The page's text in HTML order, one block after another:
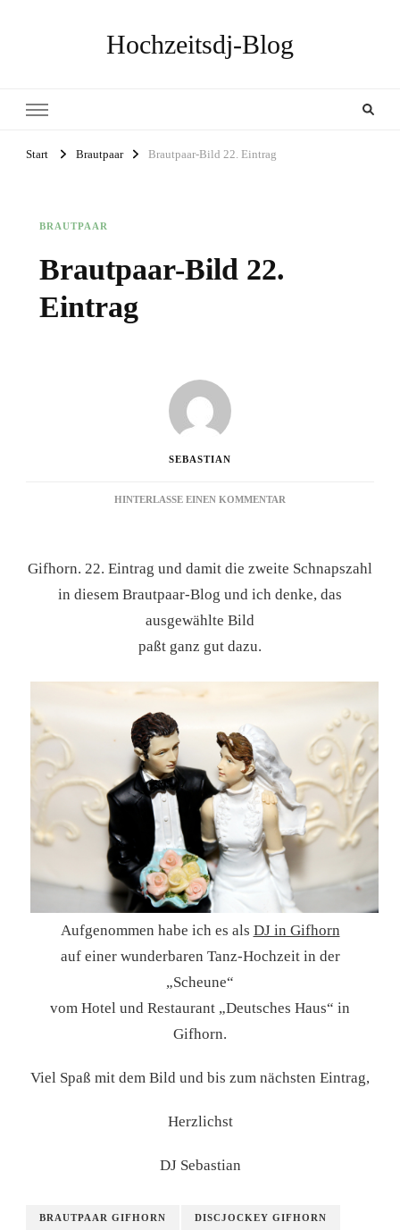
Hochzeitsdj-Blog
Start Brautpaar Brautpaar-Bild 22. Eintrag
BRAUTPAAR
Brautpaar-Bild 22.
Eintrag
SEBASTIAN
HINTERLASSE EINEN KOMMENTAR
EINTRAG
Gifhorn. 22. Eintrag und damit die zweite Schnapszahl
in diesem Brautpaar-Blog und ich denke, das
ausgewählte Bild
paßt ganz gut dazu.
Aufgenommen habe ich es als DJ in Gifhorn
auf einer wunderbaren Tanz-Hochzeit in der
„Scheune“
vom Hotel und Restaurant „Deutsches Haus“ in
Gifhorn.
Viel Spaß mit dem Bild und bis zum nächsten Eintrag,
Herzlichst
DJ Sebastian
BRAUTPAAR GIFHORN DISCJOCKEY GIFHORN